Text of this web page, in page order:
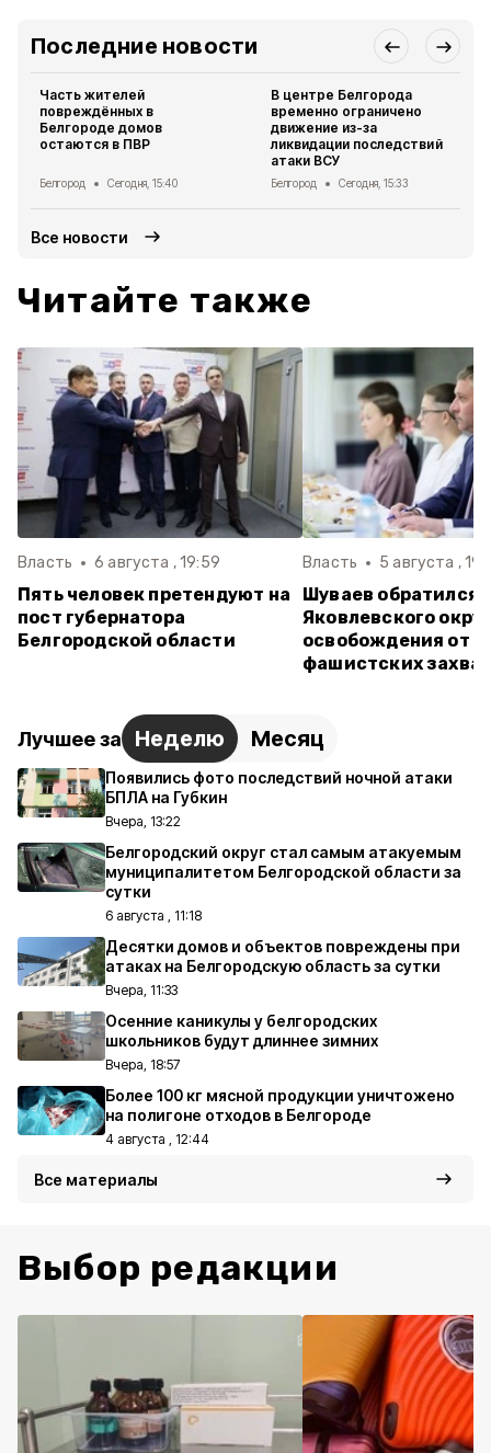
Последние новости
Часть жителей
повреждённых в
Белгороде домов
остаются в ПВР
Белгород Сегодня, 15:40
В центре Белгорода
временно ограничено
движение из-за
ликвидации последствий
атаки ВСУ
Белгород Сегодня, 15:33
Все новости
Читайте также
Власть 6 августа , 19:59
Пять человек претендуют на
пост губернатора
Белгородской области
Власть 5 августа ,
Шуваев обратился
Яковлевского
освобождения от
фашистских
Лучшее за Неделю Месяц
Появились фото последствий ночной атаки
БПЛА на Губкин
Вчера, 13:22
Белгородский округ стал самым атакуемым
муниципалитетом Белгородской области за
сутки
6 августа , 11:18
Десятки домов и объектов повреждены при
атаках на Белгородскую область за сутки
Вчера, 11:33
Осенние каникулы у белгородских
школьников будут длиннее зимних
Вчера, 18:57
Более 100 кг мясной продукции уничтожено
на полигоне отходов в Белгороде
4 августа , 12:44
Все материалы
Выбор редакции